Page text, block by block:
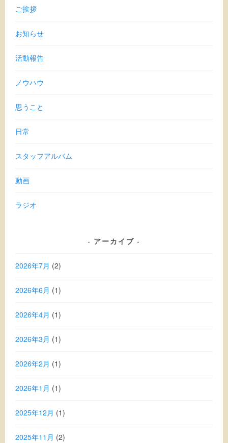
ご挨拶
お知らせ
活動報告
ノウハウ
思うこと
日常
スタッフアルバム
動画
ラジオ
アーカイブ
2026年7月 (2)
2026年6月 (1)
2026年4月 (1)
2026年3月 (1)
2026年2月 (1)
2026年1月 (1)
2025年12月 (1)
2025年11月 (2)